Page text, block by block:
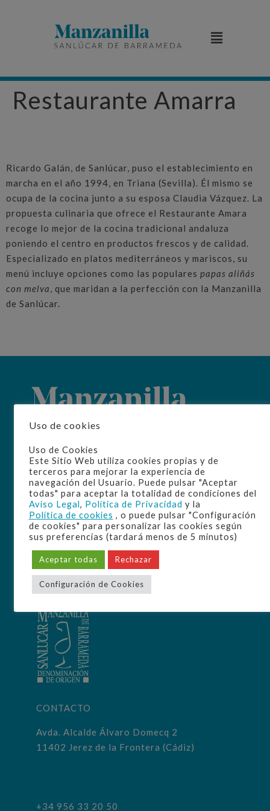
Restaurante Amarra
Ricardo Galán, de Sanlúcar, puso el establecimiento en
marcha en el año 1994, en Triana (Sevilla). Él mismo se
ocupa de la cocina junto a su esposa Claudia Vázquez. La
propuesta culinaria que ofrece el Restaurante Amara
recoge lo mejor de la cocina tradicional andaluza
poniendo el centro en productos frescos y de calidad.
Especializado en platos mediterráneos y mariscos, su
menú incluye opciones como las populares papas aliñás
con melva, que maridan a la perfección con la Manzanilla
de Sanlúcar.
Home
La D.O.
Origen
Elaboración
Manzanilla
Disfrute
Cultura
Bodegas
CONTACTO
Avda. Alcalde Álvaro Domecq 2
11402 Jerez de la Frontera (Cádiz)
+34 956 33 20 50
Uso de cookies
Uso de Cookies
Este Sitio Web utiliza cookies propias y de
terceros para mejorar la experiencia de
navegación del Usuario. Puede pulsar "Aceptar
todas" para aceptar la totalidad de condiciones del
Aviso Legal, Política de Privacidad y la
Política de cookies , o puede pulsar "Configuración
de cookies" para personalizar las cookies según
sus preferencias (tardará menos de 5 minutos)
Aceptar todas Rechazar
Configuración de Cookies